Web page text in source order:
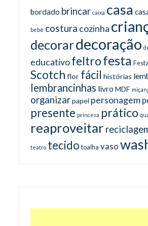
bordado brincar caixa casa
bebê costura cozinha
decorardecoração
educativo feltrofesta
Scotch flor fácil histórias
lembrancinhas livro MDF
organizar papel personagem
presente princesa prático
reaproveitar
teatro tecido toalha vaso